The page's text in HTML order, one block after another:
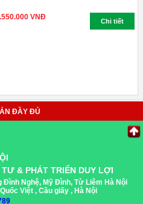
VNĐ Chi tiết
ĐẦY ĐỦ
& PHÁT TRIỂN DUY LỢI
Nghệ, Mỹ Đình, Từ Liêm Hà Nội
Việt , Cầu giấy , Hà Nội